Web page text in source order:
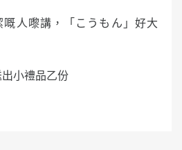
人嚟講，「こうもん」好大
小禮品乙份